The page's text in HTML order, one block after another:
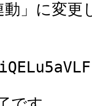
動」に変